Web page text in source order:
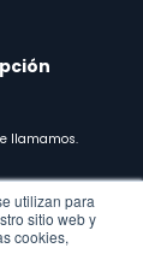
utilizan para
sitio web y
cookies,
llamamos.